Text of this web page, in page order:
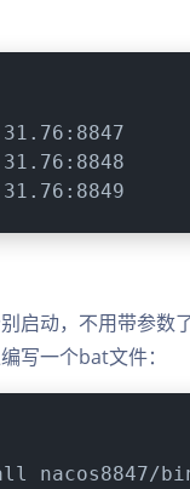
启动，不用带参数
写一个bat文件：
nacos8847/